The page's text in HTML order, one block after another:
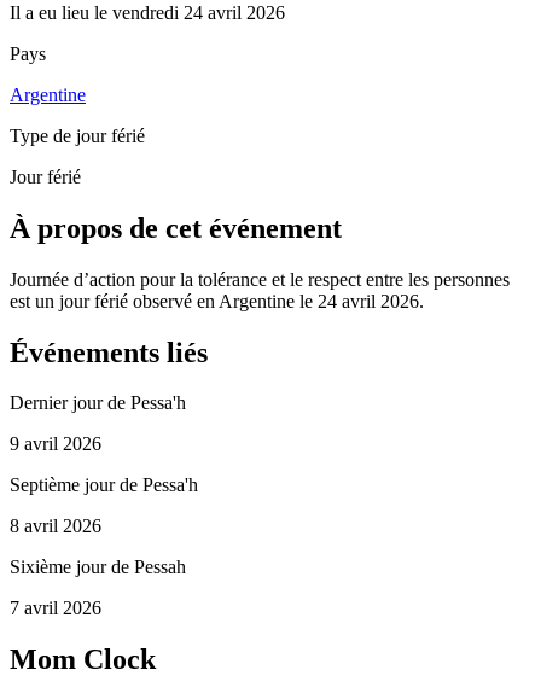
Il a eu lieu le vendredi 24 avril 2026
Pays
Argentine
Type de jour férié
Jour férié
À propos de cet événement
Journée d’action pour la tolérance et le respect entre les personnes
est un jour férié observé en Argentine le 24 avril 2026.
Événements liés
Dernier jour de Pessa'h
9 avril 2026
Septième jour de Pessa'h
8 avril 2026
Sixième jour de Pessah
7 avril 2026
Mom Clock